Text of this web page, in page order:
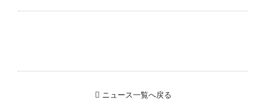
ニュース一覧へ戻る